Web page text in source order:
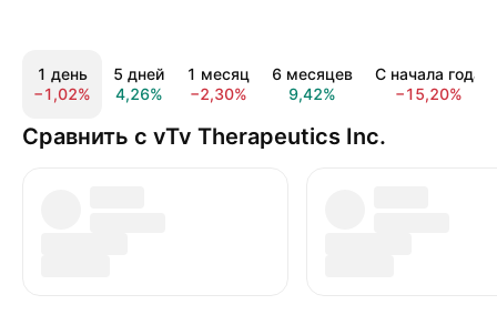
1 день
−1,02%
5 дней
4,26%
1 месяц
−2,30%
6 месяцев
9,42%
С начала года
−15,20%
Сравнить с vTv Therapeutics Inc.